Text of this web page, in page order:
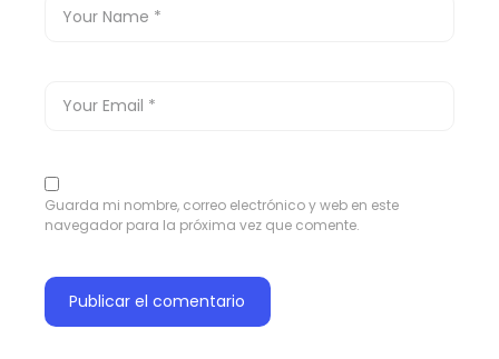
Guarda mi nombre, correo electrónico y web en este
navegador para la próxima vez que comente.